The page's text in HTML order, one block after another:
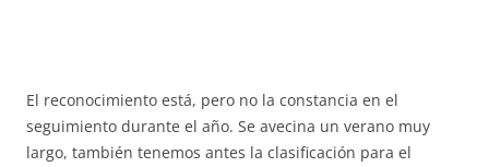
El reconocimiento está, pero no la constancia en el
seguimiento durante el año. Se avecina un verano muy
largo, también tenemos antes la clasificación para el